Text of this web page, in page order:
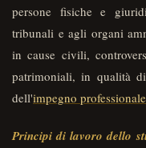
persone fisiche e
tribunali e agli organi
in cause civili,
patrimoniali, in qualità
dell'impegno
Principi di lavoro dello